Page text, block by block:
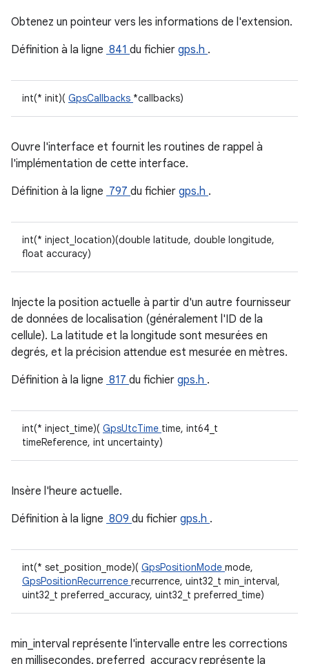
Obtenez un pointeur vers les informations de l'extension.
Définition à la ligne 841 du fichier gps.h .
int(* init)( GpsCallbacks *callbacks)
Ouvre l'interface et fournit les routines de rappel à
l'implémentation de cette interface.
Définition à la ligne 797 du fichier gps.h .
int(* inject_location)(double latitude, double longitude,
float accuracy)
Injecte la position actuelle à partir d'un autre fournisseur
de données de localisation (généralement l'ID de la
cellule). La latitude et la longitude sont mesurées en
degrés, et la précision attendue est mesurée en mètres.
Définition à la ligne 817 du fichier gps.h .
int(* inject_time)( GpsUtcTime time, int64_t
timeReference, int uncertainty)
Insère l'heure actuelle.
Définition à la ligne 809 du fichier gps.h .
int(* set_position_mode)( GpsPositionMode mode,
GpsPositionRecurrence recurrence, uint32_t min_interval,
uint32_t preferred_accuracy, uint32_t preferred_time)
min_interval représente l'intervalle entre les corrections
en millisecondes. preferred_accuracy représente la